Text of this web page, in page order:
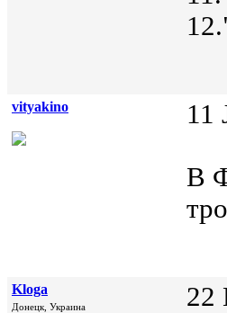
vityakino 11
В
Kloga
Донецк, Украина 22